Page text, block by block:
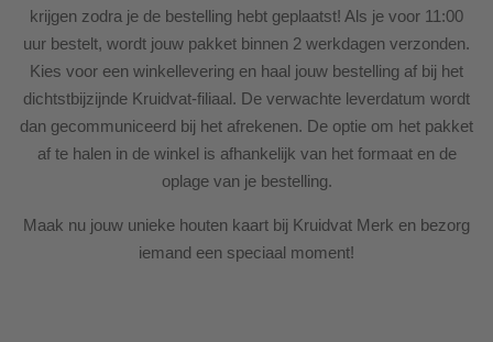
krijgen zodra je de bestelling hebt geplaatst! Als je voor 11:00
uur bestelt, wordt jouw pakket binnen 2 werkdagen verzonden.
Kies voor een winkellevering en haal jouw bestelling af bij het
dichtstbijzijnde Kruidvat-filiaal. De verwachte leverdatum wordt
dan gecommuniceerd bij het afrekenen. De optie om het pakket
af te halen in de winkel is afhankelijk van het formaat en de
oplage van je bestelling.
Maak nu jouw unieke houten kaart bij Kruidvat Merk en bezorg
iemand een speciaal moment!